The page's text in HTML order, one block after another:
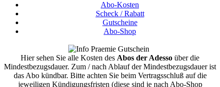
Abo-Kosten
Scheck / Rabatt
Gutscheine
Abo-Shop
Hier sehen Sie alle Kosten des Abos der Adesso über die
Mindestbezugsdauer. Zum / nach Ablauf der Mindestbezugsdauer ist
das Abo kündbar. Bitte achten Sie beim Vertragsschluß auf die
jeweiligen Kündigungsfristen (diese sind je nach Abo-Shop